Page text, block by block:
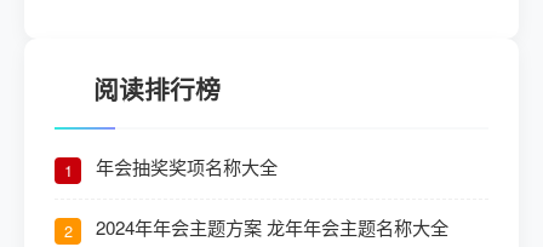
阅读排行榜
1 年会抽奖奖项名称大全
2 2024年年会主题方案 龙年年会主题名称大全